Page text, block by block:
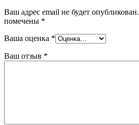
Ваш адрес email не будет опубликован.
помечены *
Ваша оценка *
Ваш отзыв *